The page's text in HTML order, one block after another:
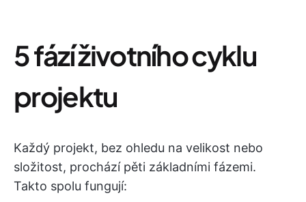
5 fází životního cyklu
projektu
Každý projekt, bez ohledu na velikost nebo
složitost, prochází pěti základními fázemi.
Takto spolu fungují: